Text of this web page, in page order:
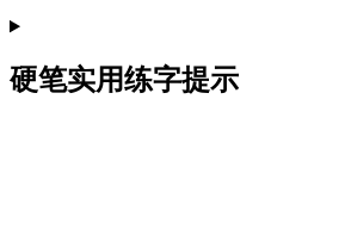
硬笔实用练字提示